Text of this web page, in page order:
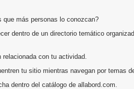
más personas lo conozcan?
dentro de un directorio temático
con tu actividad.
tu sitio mientras navegan por temas
dentro del catálogo de allabord.com.